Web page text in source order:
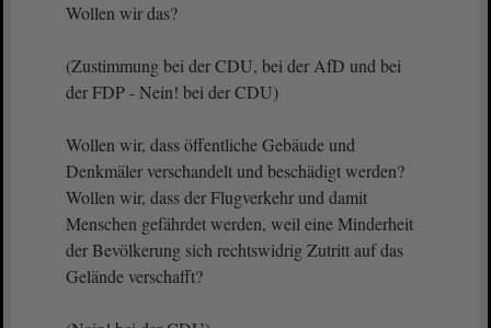
Wollen wir das?
(Zustimmung bei der CDU, bei der AfD und bei
der FDP - Nein! bei der CDU)
Wollen wir, dass öffentliche Gebäude und
Denkmäler verschandelt und beschädigt werden?
Wollen wir, dass der Flugverkehr und damit
Menschen gefährdet werden, weil eine Minderheit
der Bevölkerung sich rechtswidrig Zutritt auf das
Gelände verschafft?